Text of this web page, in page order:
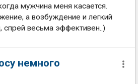
мужчина меня касается.
а возбуждение и легкий
спрей весьма эффективен..)
немного